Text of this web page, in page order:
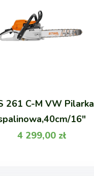
261 C-M VW Pilarka
16"
4 299,00 zł